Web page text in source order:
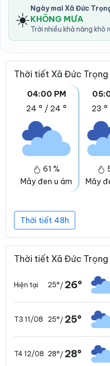
☀️ Ngày mai Xã Đức
KHÔNG MƯA
Trời nhiều khả năng khô
Thời tiết Xã Đức
04:00 PM
24 ° / 24 °
61 %
Mây đen u ám
23 °
Mây
Thời tiết 48h
Thời tiết Xã Đức
Hiện tại 25°/ 26°
T3 11/08 25°/ 25°
T4 12/08 28°/ 28°